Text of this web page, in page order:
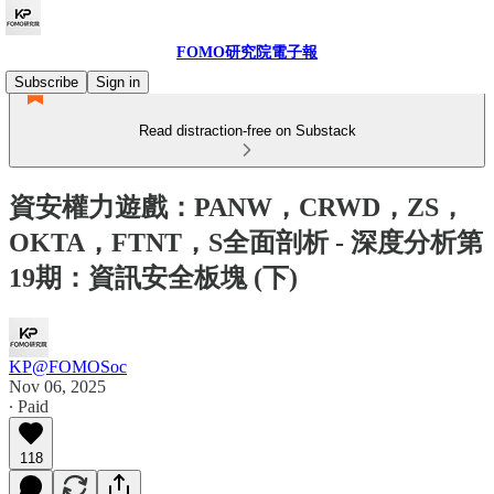
FOMO研究院電子報
Subscribe
Sign in
Read distraction-free on Substack
資安權力遊戲：PANW，CRWD，ZS，
OKTA，FTNT，S全面剖析 - 深度分析第
19期：資訊安全板塊 (下)
KP@FOMOSoc
Nov 06, 2025
∙ Paid
118